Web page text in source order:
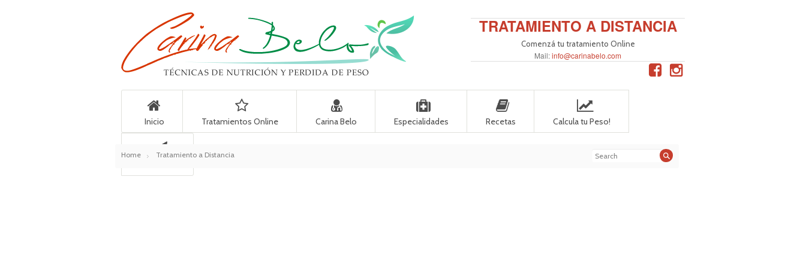
TRATAMIENTO A DISTANCIA
Comenzá tu tratamiento Online
Mail:info@carinabelo.com
Inicio Tratamientos Online Carina Belo Especialidades Recetas Calcula tu Peso!
Home Tratamiento a Distancia